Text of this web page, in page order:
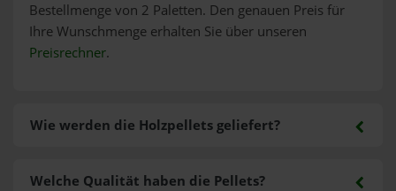
Bestellmenge von 2 Paletten. Den genauen Preis für
Ihre Wunschmenge erhalten Sie über unseren
Preisrechner.
Wie werden die Holzpellets geliefert?
Welche Qualität haben die Pellets?